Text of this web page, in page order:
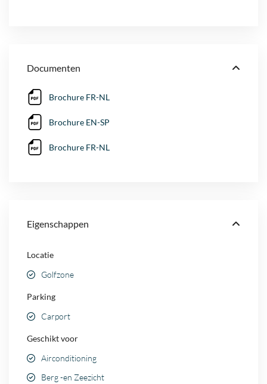
Documenten
Brochure FR-NL
Brochure EN-SP
Brochure FR-NL
Eigenschappen
Locatie
Golfzone
Parking
Carport
Geschikt voor
Airconditioning
Berg -en Zeezicht